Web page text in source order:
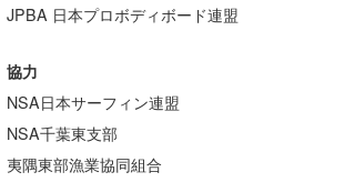
JPBA 日本プロボディボード連盟
協力
NSA日本サーフィン連盟
NSA千葉東支部
夷隅東部漁業協同組合